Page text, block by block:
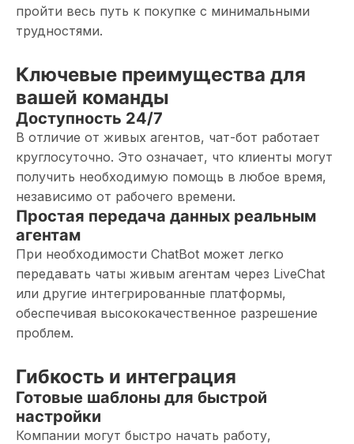
пройти весь путь к покупке с минимальными
трудностями.
Ключевые преимущества для
вашей команды
Доступность 24/7
В отличие от живых агентов, чат-бот работает
круглосуточно. Это означает, что клиенты могут
получить необходимую помощь в любое время,
независимо от рабочего времени.
Простая передача данных реальным
агентам
При необходимости ChatBot может легко
передавать чаты живым агентам через LiveChat
или другие интегрированные платформы,
обеспечивая высококачественное разрешение
проблем.
Гибкость и интеграция
Готовые шаблоны для быстрой
настройки
Компании могут быстро начать работу,